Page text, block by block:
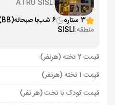
ATRO SISLI
3 ستاره
6 شب با صبحانه(BB)
منطقه:SISLI
قیمت 2 تخته (هرنفر)
قیمت 1 تخته (هرنفر)
قیمت کودک با تخت (هر نفر)